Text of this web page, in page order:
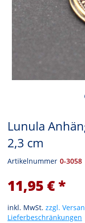
Lunula
2,3 cm
Artikelnummer 0-3058
11,95 € *
inkl. MwSt. zzgl.
Lieferbeschränkungen